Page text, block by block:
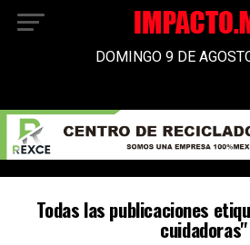
DOMINGO 9 DE
Todas las publicaciones
cuidadoras"